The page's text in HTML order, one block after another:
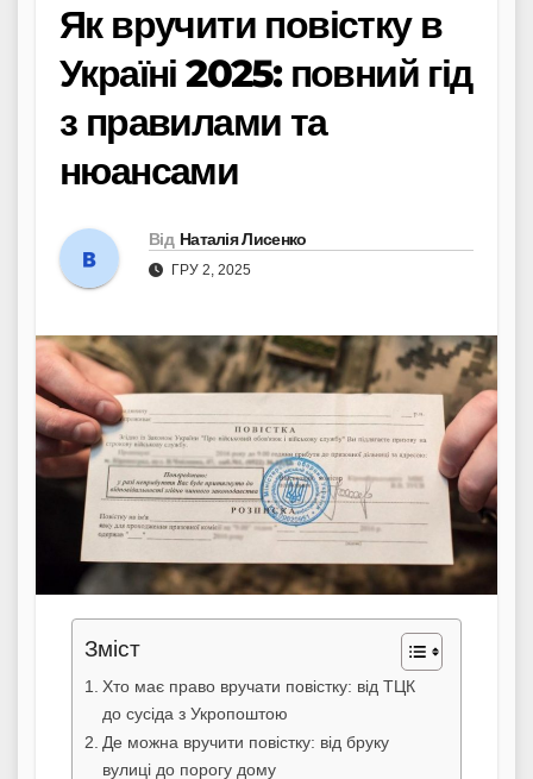
Як вручити повістку в
Україні 2025: повний гід
з правилами та
нюансами
Від Наталія Лисенко
ГРУ 2, 2025
Зміст
Хто має право вручати повістку: від ТЦК
до сусіда з Укропоштою
Де можна вручити повістку: від бруку
вулиці до порогу дому